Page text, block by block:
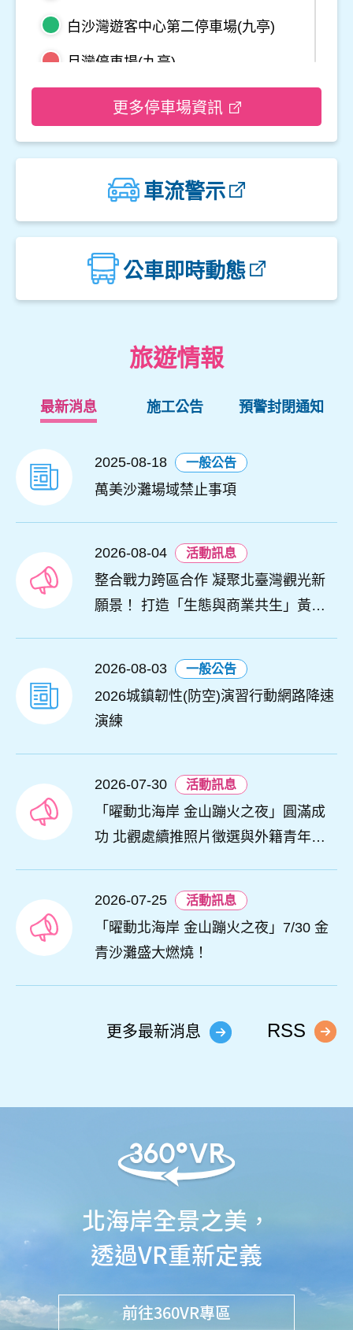
白沙灣遊客中心第二停車場(九亭)
月灣停車場(九亭)
野柳地質公園停車場
觀音山遊客中心停車場一
楓櫃斗湖停車場
中角灣停車場
更多停車場資訊
車流警示
公車即時動態
旅遊情報
最新消息
2025-08-18 一般公告
萬美沙灘場域禁止事項
2026-08-04 活動訊息
整合戰力跨區合作 凝聚北臺灣觀光新
願景！ 打造「生態與商業共生」黃金
2026-08-03 一般公告
2026城鎮韌性(防空)演習行動網路降速
演練
2026-07-30 活動訊息
「曜動北海岸 金山蹦火之夜」圓滿成
功 北觀處續推照片徵選與外籍青年免
2026-07-25 活動訊息
「曜動北海岸 金山蹦火之夜」7/30 金
青沙灘盛大燃燒！
施工公告 預警封閉通知
更多最新消息 RSS
北海岸全景之美，
透過VR重新定義
前往360VR專區